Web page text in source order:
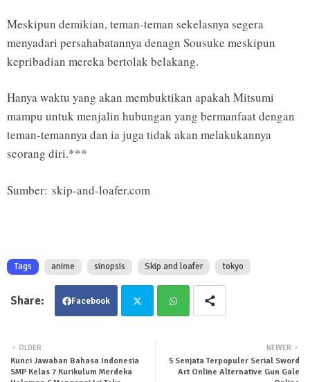
Meskipun demikian, teman-teman sekelasnya segera
menyadari persahabatannya denagn Sousuke meskipun
kepribadian mereka bertolak belakang.
Hanya waktu yang akan membuktikan apakah Mitsumi
mampu untuk menjalin hubungan yang bermanfaat dengan
teman-temannya dan ia juga tidak akan melakukannya
seorang diri.***
Sumber: skip-and-loafer.com
Tags anime sinopsis Skip and loafer tokyo
Facebook
ter tsa
NEWER
5 Senjata Terpopuler Serial Sword
Art Online Alternative Gun Gale
OLDER
Kunci Jawaban Bahasa Indonesia
SMP Kelas 7 Kurikulum Merdeka